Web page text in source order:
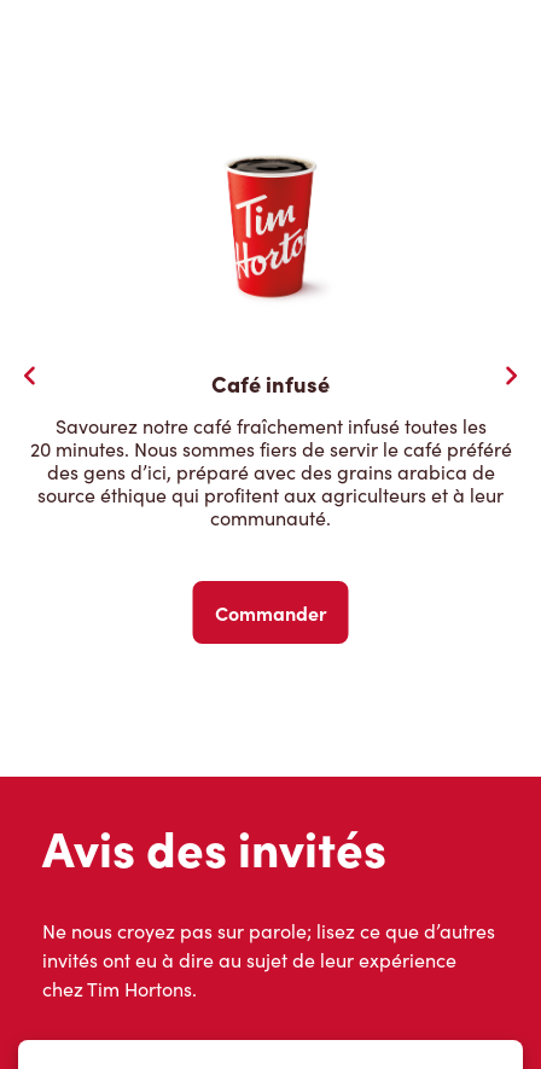
Café infusé
Savourez notre café fraîchement infusé toutes les
20 minutes. Nous sommes fiers de servir le café préféré
des gens d’ici, préparé avec des grains arabica de
source éthique qui profitent aux agriculteurs et à leur
communauté.
Commander
Avis des invités
Ne nous croyez pas sur parole; lisez ce que d’autres
invités ont eu à dire au sujet de leur expérience
chez Tim Hortons.